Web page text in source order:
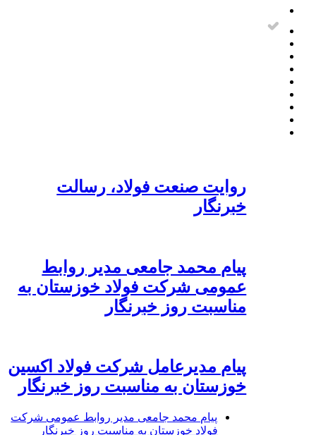
روایت صنعت فولاد،‌ رسالت
خبرنگار
پیام محمد جامعی مدیر روابط
عمومی شرکت فولاد خوزستان به
مناسبت روز خبرنگار
پیام مدیرعامل شرکت فولاد اکسین
خوزستان به مناسبت روز خبرنگار
پیام محمد جامعی مدیر روابط عمومی شرکت
فولاد خوزستان به مناسبت روز خبرنگار